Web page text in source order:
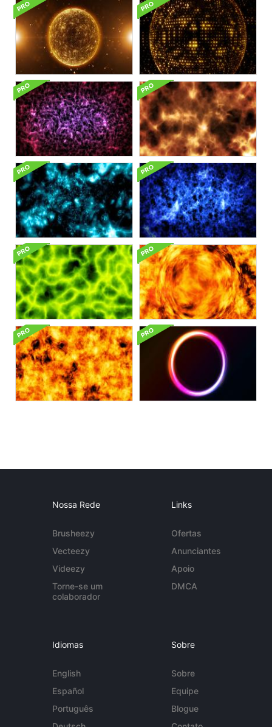
Nossa Rede
Brusheezy
Vecteezy
Videezy
Torne-se um
colaborador
Links
Ofertas
Anunciantes
Apoio
DMCA
Idiomas
English
Español
Português
Sobre
Sobre
Equipe
Blogue